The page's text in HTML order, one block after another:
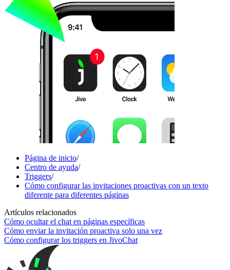
Página de inicio/
Centro de ayuda/
Triggers/
Cómo configurar las invitaciones proactivas con un texto
diferente para diferentes páginas
Artículos relacionados
Cómo ocultar el chat en páginas específicas
Cómo enviar la invitación proactiva solo una vez
Cómo configurar los triggers en JivoChat